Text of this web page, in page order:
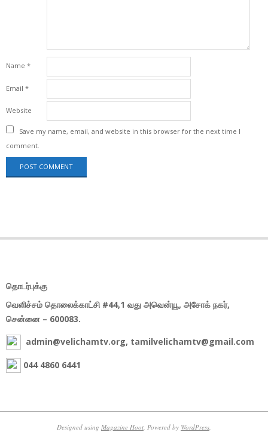
Name *
Email *
Website
Save my name, email, and website in this browser for the next time I
comment.
தொடர்புக்கு
வெளிச்சம் தொலைக்காட்சி #44,1 வது அவென்யூ, அசோக் நகர்,
சென்னை – 600083.
admin@velichamtv.org, tamilvelichamtv@gmail.com
044 4860 6441
Designed using Magazine Hoot. Powered by WordPress.